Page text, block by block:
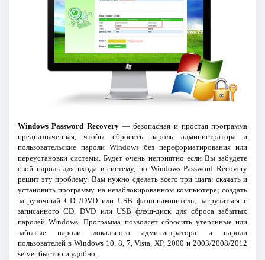
Windows Password Recovery — безопасная и простая программа
предназначенная, чтобы сбросить пароль администратора и
пользовательские пароли Windows без переформатирования или
переустановки системы. Будет очень неприятно если Вы забудете
свой пароль для входа в систему, но Windows Password Recovery
решит эту проблему. Вам нужно сделать всего три шага: скачать и
установить программу на незаблокированном компьютере; создать
загрузочный CD /DVD или USB флэш-накопитель; загрузиться с
записанного CD, DVD или USB флэш-диск для сброса забытых
паролей Windows. Программа позволяет сбросить утерянные или
забытые пароли локального администратора и пароли
пользователей в Windows 10, 8, 7, Vista, XP, 2000 и 2003/2008/2012
server быстро и удобно.